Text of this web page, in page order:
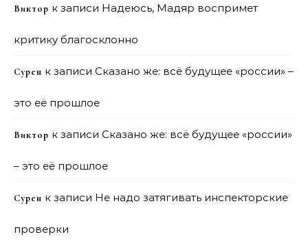
Виктор к записи Надеюсь, Мадяр воспримет
критику благосклонно
Сурен к записи Сказано же: всё будущее «россии» –
это её прошлое
Виктор к записи Сказано же: всё будущее «россии»
– это её прошлое
Сурен к записи Не надо затягивать инспекторские
проверки